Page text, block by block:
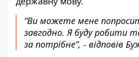
“Ви можете мене
завгодно. Я буду робити
за потрібне”, - відповів